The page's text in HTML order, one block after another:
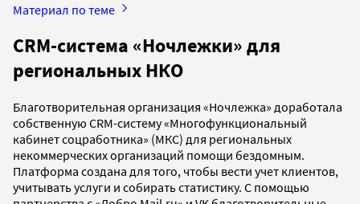
Материал по теме
CRM-система «Ночлежки» для
региональных НКО
Благотворительная организация «Ночлежка» доработала
собственную CRM-систему «Многофункциональный
кабинет соцработника» (МКС) для региональных
некоммерческих организаций помощи бездомным.
Платформа создана для того, чтобы вести учет клиентов,
учитывать услуги и собирать статистику. С помощью